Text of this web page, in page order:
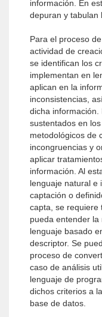
información. En
depuran y tabulan
Para el proceso
actividad de
se identifican los
implementan en
aplican en la
inconsistencias,
dicha información.
sustentados en
metodológicos de
incongruencias y
aplicar
información. Al
lenguaje natural e
captación o
capta, se requiere
pueda entender
lenguaje basado
descriptor. Se
proceso de
caso de análisis
lenguaje de
dichos criterios a
base de datos.